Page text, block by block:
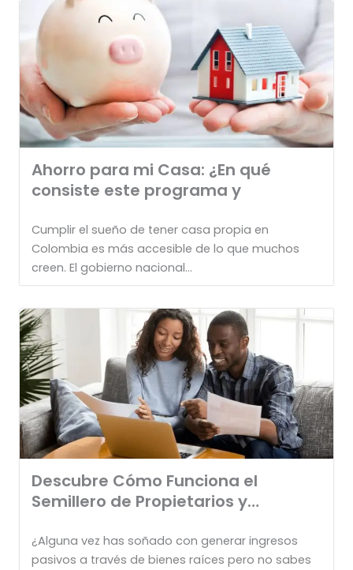
Ahorro para mi Casa: ¿En qué
consiste este programa y
Cumplir el sueño de tener casa propia en
Colombia es más accesible de lo que muchos
creen. El gobierno nacional...
Descubre Cómo Funciona el
Semillero de Propietarios y
¿Alguna vez has soñado con generar ingresos
pasivos a través de bienes raíces pero no sabes